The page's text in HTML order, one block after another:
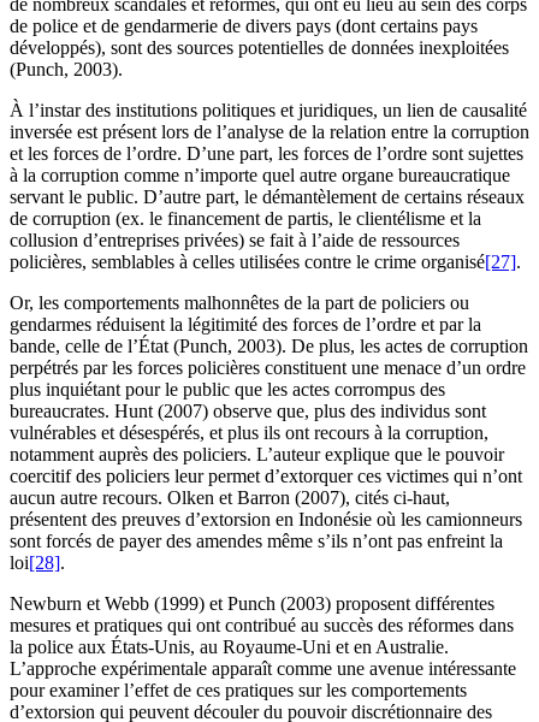
de nombreux scandales et réformes, qui ont eu lieu au sein des corps
de police et de gendarmerie de divers pays (dont certains pays
développés), sont des sources potentielles de données inexploitées
(Punch, 2003).
À l’instar des institutions politiques et juridiques, un lien de causalité
inversée est présent lors de l’analyse de la relation entre la corruption
et les forces de l’ordre. D’une part, les forces de l’ordre sont sujettes
à la corruption comme n’importe quel autre organe bureaucratique
servant le public. D’autre part, le démantèlement de certains réseaux
de corruption (ex. le financement de partis, le clientélisme et la
collusion d’entreprises privées) se fait à l’aide de ressources
policières, semblables à celles utilisées contre le crime organisé[27].
Or, les comportements malhonnêtes de la part de policiers ou
gendarmes réduisent la légitimité des forces de l’ordre et par la
bande, celle de l’État (Punch, 2003). De plus, les actes de corruption
perpétrés par les forces policières constituent une menace d’un ordre
plus inquiétant pour le public que les actes corrompus des
bureaucrates. Hunt (2007) observe que, plus des individus sont
vulnérables et désespérés, et plus ils ont recours à la corruption,
notamment auprès des policiers. L’auteur explique que le pouvoir
coercitif des policiers leur permet d’extorquer ces victimes qui n’ont
aucun autre recours. Olken et Barron (2007), cités ci-haut,
présentent des preuves d’extorsion en Indonésie où les camionneurs
sont forcés de payer des amendes même s’ils n’ont pas enfreint la
loi[28].
Newburn et Webb (1999) et Punch (2003) proposent différentes
mesures et pratiques qui ont contribué au succès des réformes dans
la police aux États-Unis, au Royaume-Uni et en Australie.
L’approche expérimentale apparaît comme une avenue intéressante
pour examiner l’effet de ces pratiques sur les comportements
d’extorsion qui peuvent découler du pouvoir discrétionnaire des